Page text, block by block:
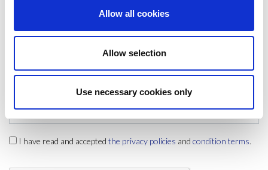
Allow all cookies
Allow selection
Use necessary cookies only
Comment
I have read and accepted the privacy policies and condition terms.